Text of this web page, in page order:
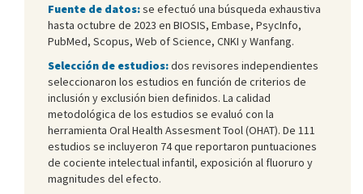
Fuente de datos:se efectuó una búsqueda exhaustiva
hasta octubre de 2023 en BIOSIS, Embase, PsycInfo,
PubMed, Scopus, Web of Science, CNKI y Wanfang.
Selección de estudios:dos revisores independientes
seleccionaron los estudios en función de criterios de
inclusión y exclusión bien definidos. La calidad
metodológica de los estudios se evaluó con la
herramienta Oral Health Assesment Tool (OHAT). De 111
estudios se incluyeron 74 que reportaron puntuaciones
de cociente intelectual infantil, exposición al fluoruro y
magnitudes del efecto.